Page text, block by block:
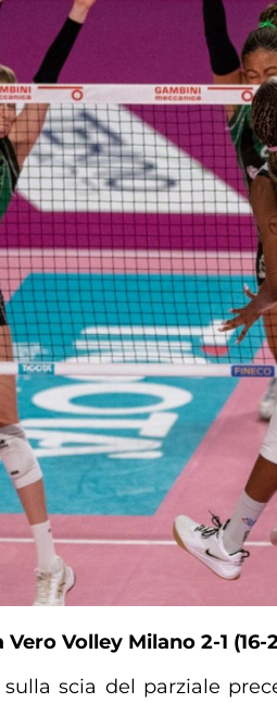
Volley Milano 2-1 (16-
scia del parziale